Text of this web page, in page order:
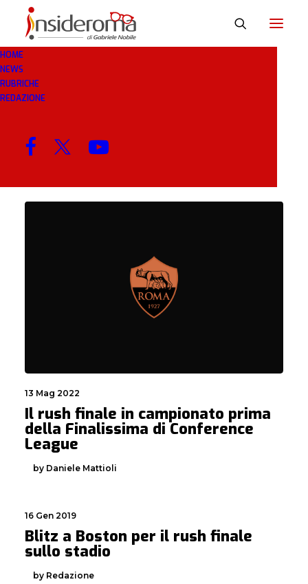
HOME
NEWS
RUBRICHE
REDAZIONE
RUSH
MENU
13 Mag 2022
Il rush finale in campionato prima
della Finalissima di Conference
League
by Daniele Mattioli
16 Gen 2019
Blitz a Boston per il rush finale
sullo stadio
by Redazione